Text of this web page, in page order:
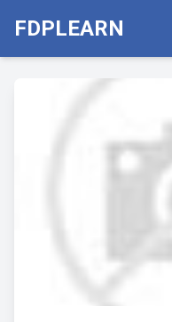
FDPLEARN